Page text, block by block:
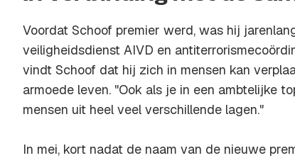
Voordat Schoof premier werd, was hij
veiligheidsdienst AIVD en
vindt Schoof dat hij zich in mensen kan
armoede leven. "Ook als je in een ambtelijke
mensen uit heel veel verschillende lagen."
In mei, kort nadat de naam van de nieuwe